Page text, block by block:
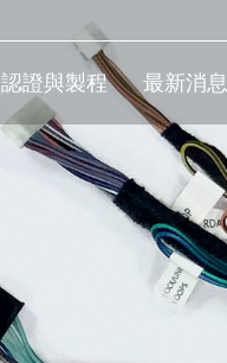
認證與製程 最新消息